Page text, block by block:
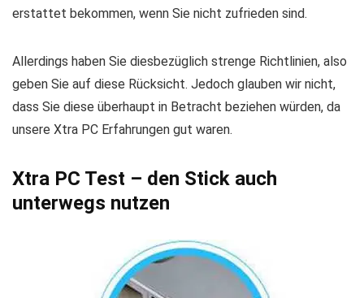
erstattet bekommen, wenn Sie nicht zufrieden sind.
Allerdings haben Sie diesbezüglich strenge Richtlinien, also
geben Sie auf diese Rücksicht. Jedoch glauben wir nicht,
dass Sie diese überhaupt in Betracht beziehen würden, da
unsere Xtra PC Erfahrungen gut waren.
Xtra PC Test – den Stick auch
unterwegs nutzen